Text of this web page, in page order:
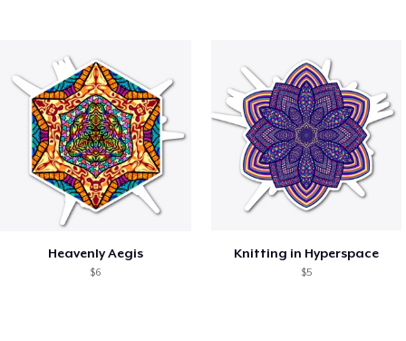
Heavenly Aegis
$6
Knitting in Hyperspace
$5